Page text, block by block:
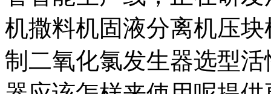
机撒料机固液分离机压
制二氧化氯发生器选型